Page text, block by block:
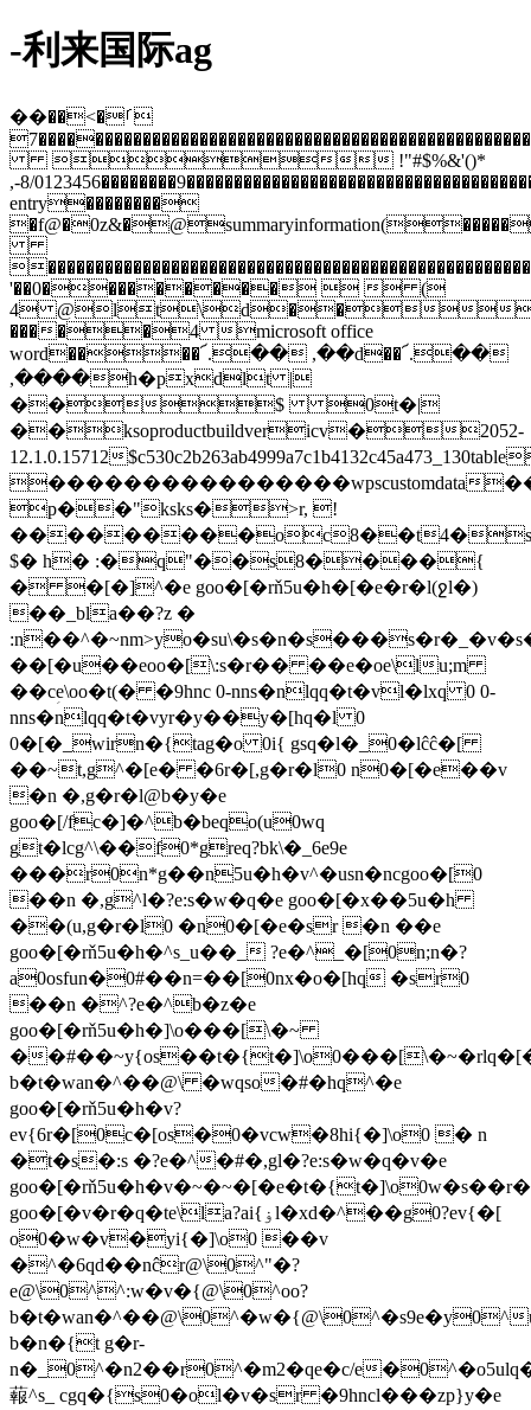
-利来国际ag
��ࡱ�>��
������������������������������������������������������������������������������������������������������������������������������������������������������������������������������������������������������������������������������������������������������������������������������������������������������������������������������������������������������������������������������������������������������������������������������������������������������������7����
 !"#$%&'()*
,-8/
entry��������
'��0���������   (
4 @lt\d��sugon
�����4 microsoft office
word����՜.�� ,��d��՜.��
,����h�pxdlt |
��$ 0t�|
��ksoproductbuildvericv�2052-
12.1.0.15712
p��"ksks�>r, !
$� h� :�q"��s8����{
� �[�]^�e goo�[�rň5u�h�[�e�r�l(ջl�)
��_bla��?z �
��[�u��eoo�[\:s�r�� ��e�oe\lu;m
��cؚe\oo�t(� �9hnc 0-nns�nlqq�t�vl�lxq 0 0-
nns�nlqq�t�vyr�y��y�[hq�l 0
0�[�_wirn�{tag�o 0i{ gsq�l�_0�lĉĉ�[
��~t,g^�[e� �6r�[,g�r�l0 n0�[�e��v
�n �,g�r�l@b�y�e
goo�[/fc�]�^b�beqo(u0wq
gt�lcg^\��f0*greq?bk\�_6e9e
���r0n*g��n5u�h�v^�usn�ncgoo�[0
��n �,g^l�?e:s�w�q�e goo�[�x��5u�h
��(u,g�r�l0 �n0�[�e�sr �n ��e
goo�[�rň5u�h�^s_u��_ ?e�^_�[0n;n�?
a0osfun�0#��n=��[0nx�o�[hq �sr0
��n �^?e�^b�z�e
goo�[�rň5u�h�]\o���[\�~
�
b�t�wan�^��@\ �wqso�#�hq^�e
goo�[�rň5u�h�v?
ev{6r�[0c�[os�0�vcw�8hi{�]\o0 � n
�t�s�:s �?e�^�#�,gl�?e:s�w�q�v�e
goo�[�v�r�q�te\la?ai{ۏl�xd�^��g0?ev{�[
o0�w�v�yi{�]\o0 ��v
�^�6qd��nĉr@\0^"�?
e@\0^^:w�v�{@\0^oo?
b�t�wan�^��@\0^�w�{@\0^�s9e�y0^
b�n�{t g�r-
n�_0^�n2��r0^�m2�qe�c/e
蕔^s_ cgq�{s0�ol�v�sr �9hncl���zp}y�e